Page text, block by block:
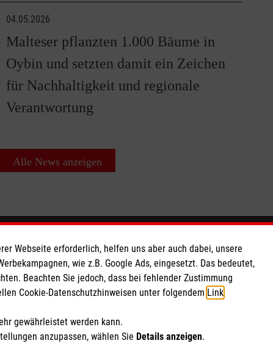
04.05.2026
Malteser pflanzten 1.000 Bäume in
Oybin und setzten damit ein Zeichen
für Nachhaltigkeit und regionale
Verantwortung
Alle News anzeigen
e.V.
eG
So finden Sie uns
Schleizer Straße 36
07549 Gera
dienststelle.gera@malteser.org
Webseite erforderlich, helfen uns aber auch dabei, unsere
wie z.B. Google Ads, eingesetzt. Das bedeutet,
Beachten Sie jedoch, dass bei fehlender Zustimmung
Cookie-Datenschutzhinweisen unter folgendem Link
gewährleistet werden kann.
anzupassen, wählen Sie Details anzeigen.